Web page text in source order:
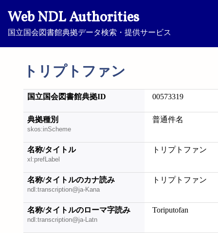
Web NDL Authorities
国立国会図書館典拠データ検索・提供サービス
トリプトファン
国立国会図書館典拠ID 00573319
典拠種別
skos:inScheme
普通件名
名称/タイトル
xl:prefLabel
トリプトファン
名称/タイトルのカナ読み
ndl:transcription@ja-Kana
トリプトファン
名称/タイトルのローマ字読み
ndl:transcription@ja-Latn
Toriputofan